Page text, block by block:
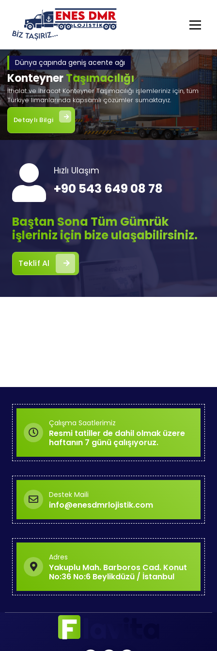
Dünya çapında geniş acente ağı
KonteynerTaşımacılığı
İthalat ve İhracat Konteyner Taşımacılığı işlemleriniz için, tüm
Türkiye limanlarında kapsamlı çözümler sumaktayız.
Detaylı Bilgi
Hızlı Ulaşım
+90 543 649 08 78
Baştan Sona Tüm Gümrük
işleriniz için bize ulaşabilirsiniz.
Teklif Al
Çalışma Saatlerimiz
Resmi tatiller de dahil olmak üzere
haftanın 7 günü çalışıyoruz.
Destek Maili
info@enesdmrlojistik.com
Adres
Yakuplu Mah. Barboros Cad. Konut
No:36 No:6 Beylikdüzü / İstanbul